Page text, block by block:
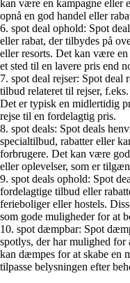
kan være en kampagne eller
opnå en god handel eller
6. spot deal ophold: Spot
eller rabat, der tilbydes på
eller resorts. Det kan være
et sted til en lavere pris end
7. spot deal rejser: Spot
tilbud relateret til rejser,
Det er typisk en midlertidig
rejse til en fordelagtig pris.
8. spot deals: Spot deals
specialtilbud, rabatter eller
forbrugere. Det kan være
eller oplevelser, som er
9. spot deals ophold: Spot
fordelagtige tilbud eller
ferieboliger eller hostels.
som gode muligheder for at
10. spot dæmpbar: Spot
spotlys, der har mulighed for
kan dæmpes for at skabe en
tilpasse belysningen efter